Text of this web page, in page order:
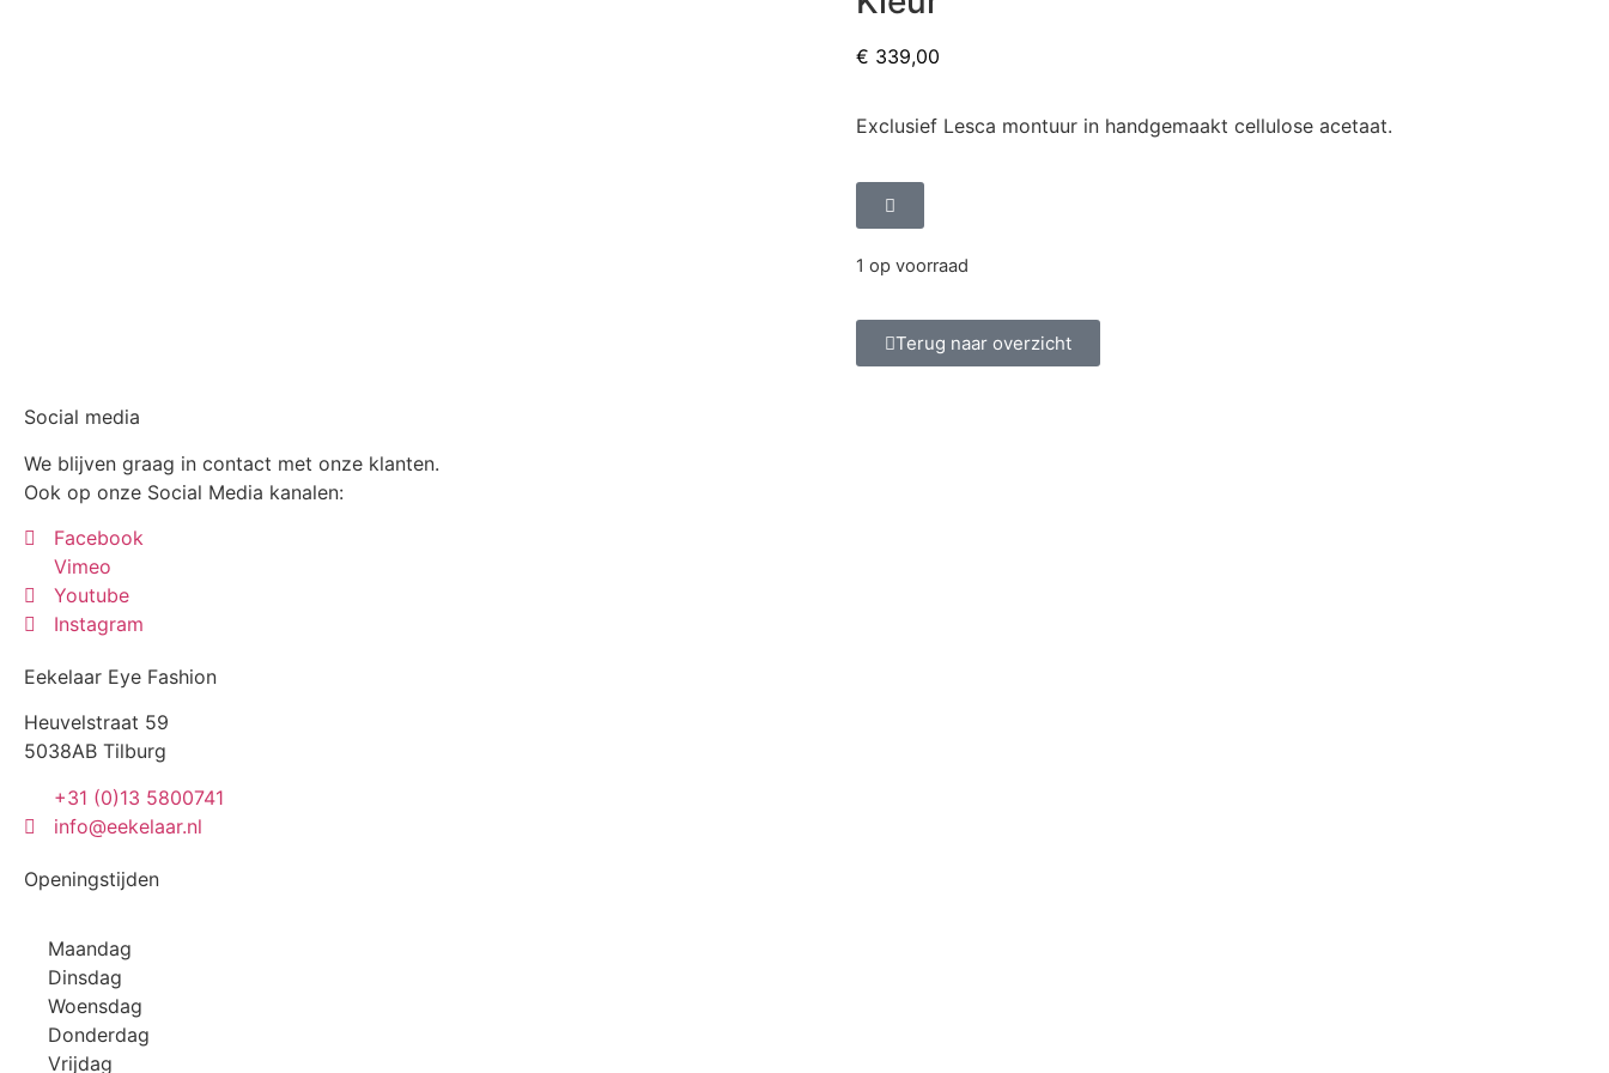
€ 339,00
Exclusief Lesca montuur in handgemaakt cellulose acetaat.
1 op voorraad
Terug naar overzicht
Social media
We blijven graag in contact met onze klanten.
Ook op onze Social Media kanalen:
Facebook
Vimeo
Youtube
Instagram
Eekelaar Eye Fashion
Heuvelstraat 59
5038AB Tilburg
+31 (0)13 5800741
info@eekelaar.nl
Openingstijden
Maandag
Dinsdag
Woensdag
Donderdag
Vrijdag